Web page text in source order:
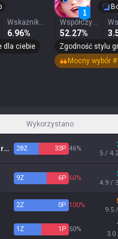
Wskaźnik wyboru
6.96%
dla ciebie
Współczynnik zwycięstw
52.27%
Zgodność stylu
Mocny wybór
Wykorzystano
Wszyscy bohaterowie 28Z 33P 46%
5 /
9Z 6P 60%
4.9 /
2Z 0P 100%
9.5
1 Z 1 P 50%
3.0